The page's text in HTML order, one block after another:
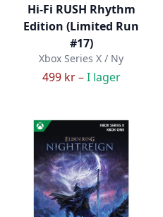
Hi-Fi RUSH Rhythm
Edition (Limited Run
#17)
Xbox Series X / Ny
499 kr –I lager